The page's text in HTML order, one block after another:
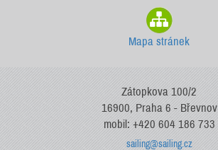
Mapa stránek
Zátopkova 100/2
16900, Praha 6 - Břevnov
mobil: +420 604 186 733
sailing@sailing.cz